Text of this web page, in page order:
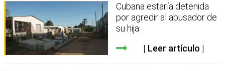
Cubana estaría detenida
por agredir al abusador de
su hija
Leer artículo